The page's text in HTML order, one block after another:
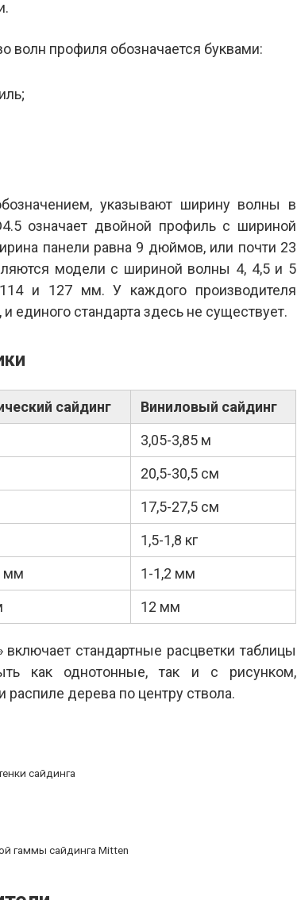
волн профиля обозначается буквами:
указывают ширину волны в
означает двойной профиль с шириной
панели равна 9 дюймов, или почти 23
модели с шириной волны 4, 4,5 и 5
и 127 мм. У каждого производителя
единого стандарта здесь не существует.
сайдинг
Виниловый сайдинг
3,05-3,85 м
20,5-30,5 см
17,5-27,5 см
1,5-1,8 кг
мм
1-1,2 мм
12 мм
включает стандартные расцветки таблицы
как однотонные, так и с рисунком,
дерева по центру ствола.
сайдинга
гаммы сайдинга Mitten